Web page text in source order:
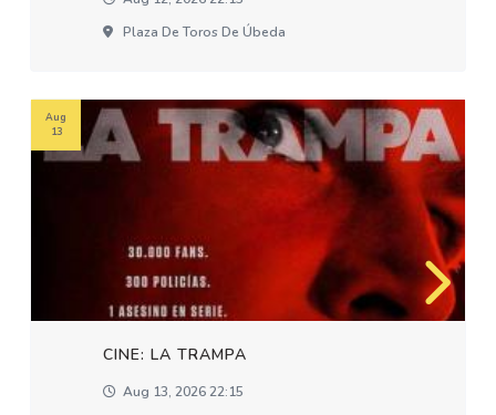
Plaza De Toros De Úbeda
CINE: LA TRAMPA
Aug 13, 2026 22:15
Aug
13